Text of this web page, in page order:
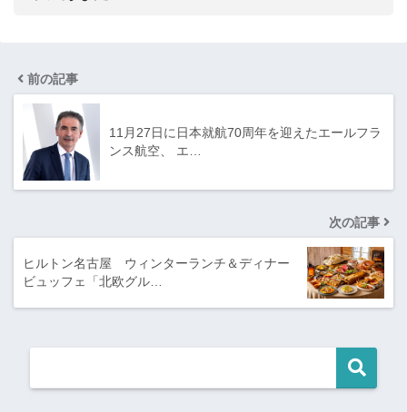
前の記事
11月27日に日本就航70周年を迎えたエールフラ
ンス航空、 エ…
次の記事
ヒルトン名古屋 ウィンターランチ＆ディナー
ビュッフェ「北欧グル…